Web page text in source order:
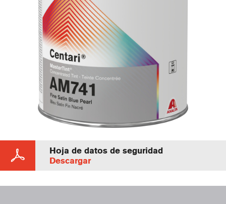
Hoja de datos de seguridad
Descargar